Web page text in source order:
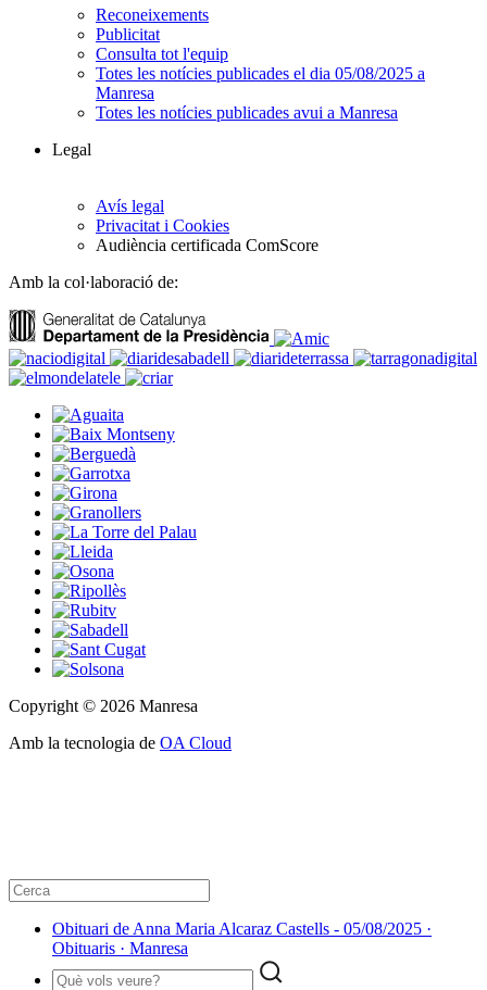
Reconeixements
Publicitat
Consulta tot l'equip
Totes les notícies publicades el dia 05/08/2025 a
Manresa
Totes les notícies publicades avui a Manresa
Legal
Avís legal
Privacitat i Cookies
Audiència certificada ComScore
Amb la col·laboració de:
Copyright © 2026 Manresa
Amb la tecnologia de OA Cloud
Obituari de Anna Maria Alcaraz Castells - 05/08/2025 ·
Obituaris · Manresa